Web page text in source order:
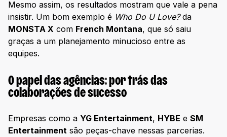
Mesmo assim, os resultados mostram que vale a pena
insistir. Um bom exemplo é Who Do U Love?da
MONSTA X com French Montana, que só saiu
graças a um planejamento minucioso entre as
equipes.
O papel das agências: por trás das
colaborações de sucesso
Empresas como a YG Entertainment, HYBE e SM
Entertainment são peças-chave nessas parcerias.